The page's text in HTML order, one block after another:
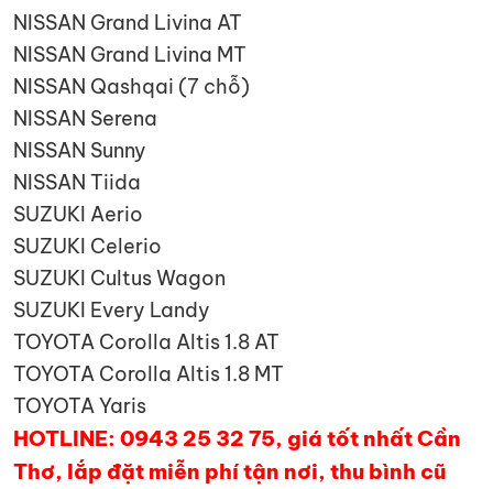
NISSAN Grand Livina AT
NISSAN Grand Livina MT
NISSAN Qashqai (7 chỗ)
NISSAN Serena
NISSAN Sunny
NISSAN Tiida
SUZUKI Aerio
SUZUKI Celerio
SUZUKI Cultus Wagon
SUZUKI Every Landy
TOYOTA Corolla Altis 1.8 AT
TOYOTA Corolla Altis 1.8 MT
TOYOTA Yaris
HOTLINE: 0943 25 32 75, giá tốt nhất Cần
Thơ, lắp đặt miễn phí tận nơi, thu bình cũ